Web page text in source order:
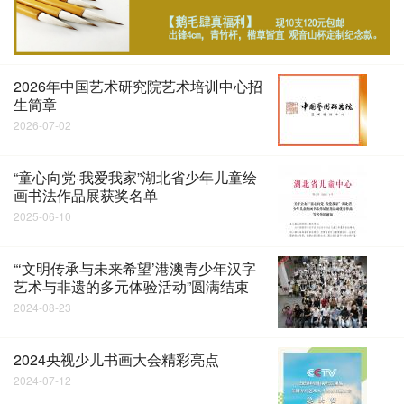
2026年中国艺术研究院艺术培训中心招
生简章
2026-07-02
“童心向党·我爱我家”湖北省少年儿童绘
画书法作品展获奖名单
2025-06-10
“‘文明传承与未来希望’港澳青少年汉字
艺术与非遗的多元体验活动”圆满结束
2024-08-23
2024央视少儿书画大会精彩亮点
2024-07-12